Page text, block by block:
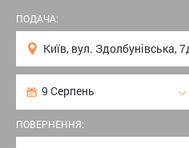
ПОДАЧА:
ПОВЕРНЕННЯ: